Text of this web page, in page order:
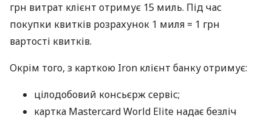
грн витрат клієнт отримує 15 миль. Під час
покупки квитків розрахунок 1 миля = 1 грн
вартості квитків.
Окрім того, з карткою Iron клієнт банку отримує:
цілодобовий консьєрж сервіс;
картка Mastercard World Elite надає безліч